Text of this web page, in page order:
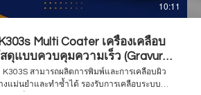
10:11
Multi Coater เครื่องเคลือบ
ดุแบบควบคุมความเร็ว (Gravure
/ Bar Coater)
K303S สามารถผลิตการพิมพ์และการเคลือบผิว
งแม่นยำและทำซ้ำได้ รองรับการเคลือบระบบ